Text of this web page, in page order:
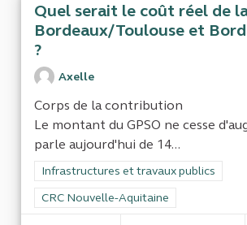
Quel serait le coût réel de
Bordeaux/Toulouse et
?
Axelle
Corps de la contribution
Le montant du GPSO ne cesse
parle aujourd'hui de 14...
Filtrer les résultats de la catégorie :
Infrastructures et travaux publics
Filtrer les résultats pour le secteur :
CRC Nouvelle-Aquitaine